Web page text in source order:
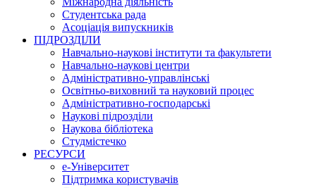
Студентська рада
Асоціація випускників
ПІДРОЗДІЛИ
Навчально-наукові інститути та факультети
Навчально-наукові центри
Адміністративно-управлінські
Освітньо-виховний та науковий процес
Адміністративно-господарські
Наукові підрозділи
Наукова бібліотека
Студмістечко
РЕСУРСИ
е-Університет
Підтримка користувачів